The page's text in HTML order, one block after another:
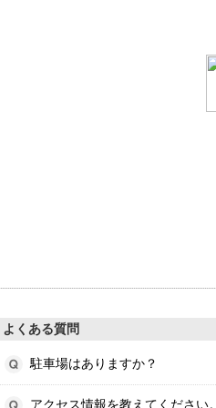
よくある質問
駐車場はありますか？
アクセス情報を教えてください。